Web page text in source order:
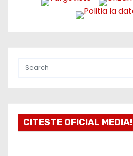
CITESTE OFICIAL MEDIA!